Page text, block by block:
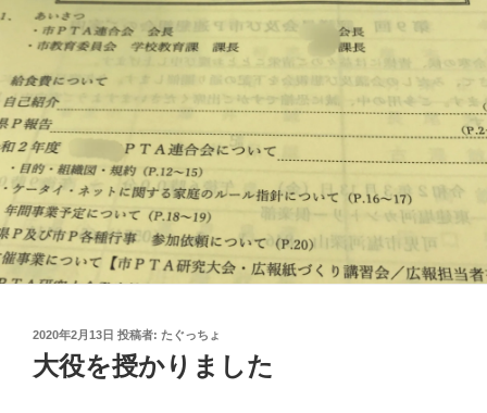
ッ
投
日:
2020年2月13日 投稿者: たぐっちょ
大役を授かりました